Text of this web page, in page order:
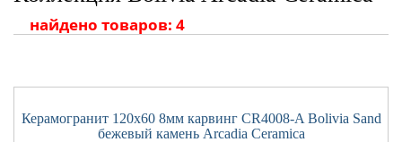
найдено товаров: 4
Керамогранит 120x60 8мм карвинг CR4008-A Bolivia Sand
бежевый камень Arcadia Ceramica